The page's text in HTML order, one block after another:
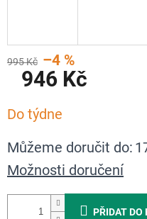
995 Kč –4 %
946 Kč
cena:
Do týdne
Můžeme doručit do:
Možnosti doručení
PŘIDAT DO